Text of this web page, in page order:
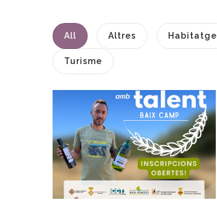
All Altres Habitatge
Turisme
S’obren Les
Inscripcions Del
Programa Joves
Amb Talent 2023
Joventut